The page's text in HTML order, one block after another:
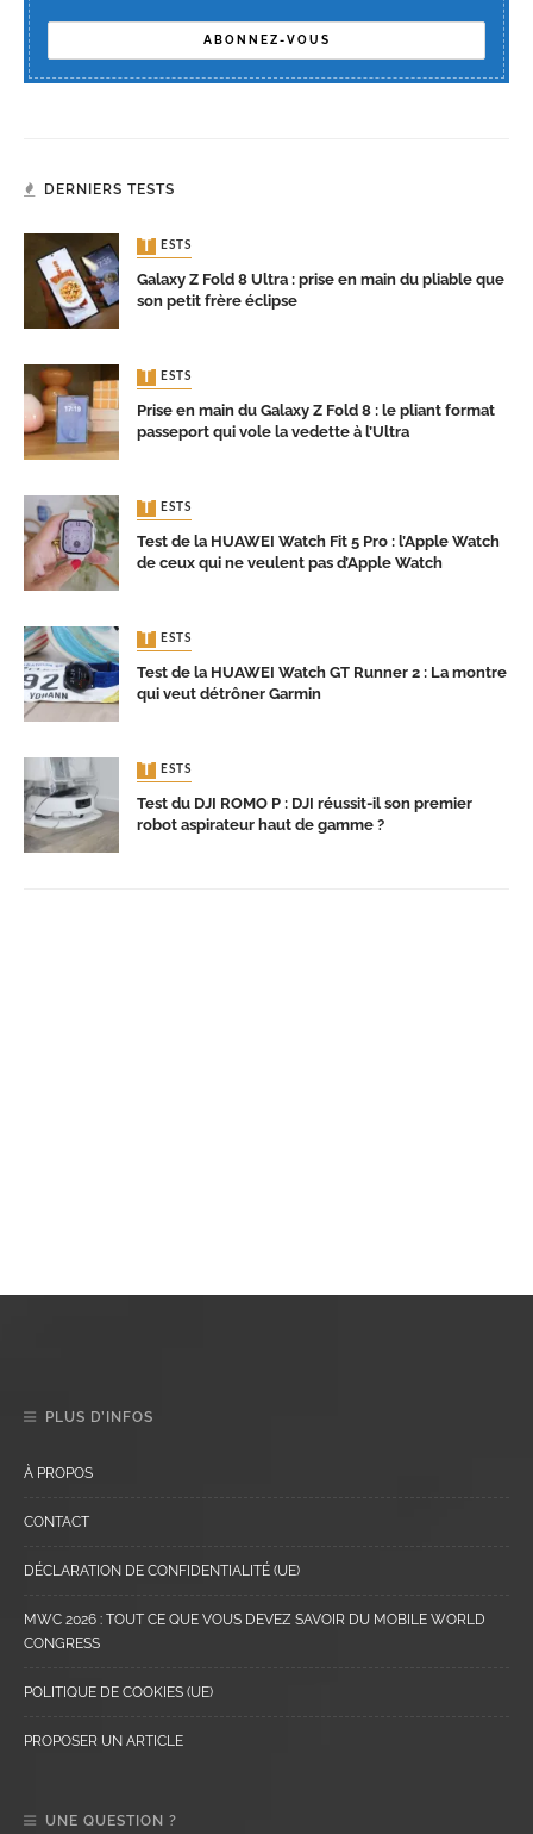
DERNIERS TESTS
TESTS
Galaxy Z Fold 8 Ultra : prise en main du pliable que
son petit frère éclipse
TESTS
Prise en main du Galaxy Z Fold 8 : le pliant format
passeport qui vole la vedette à l’Ultra
TESTS
Test de la HUAWEI Watch Fit 5 Pro : l’Apple Watch
de ceux qui ne veulent pas d’Apple Watch
TESTS
Test de la HUAWEI Watch GT Runner 2 : La montre
qui veut détrôner Garmin
TESTS
Test du DJI ROMO P : DJI réussit-il son premier
robot aspirateur haut de gamme ?
PLUS D’INFOS
À PROPOS
CONTACT
DÉCLARATION DE CONFIDENTIALITÉ (UE)
MWC 2026 : TOUT CE QUE VOUS DEVEZ SAVOIR DU MOBILE WORLD
CONGRESS
POLITIQUE DE COOKIES (UE)
PROPOSER UN ARTICLE
UNE QUESTION ?